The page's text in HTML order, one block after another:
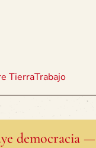
TierraTrabajo
democracia —